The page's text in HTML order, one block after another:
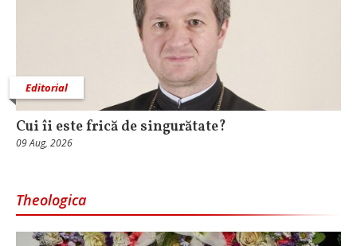
Editorial
Cui îi este frică de singurătate?
09 Aug, 2026
Theologica